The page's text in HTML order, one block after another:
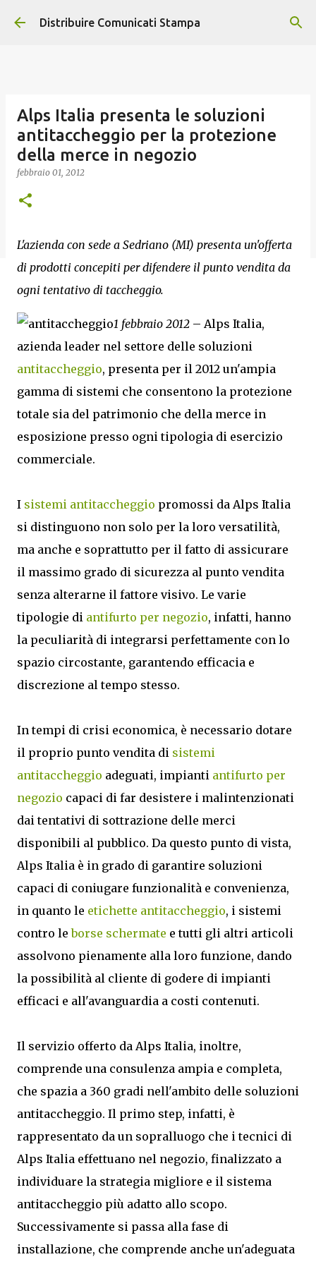
Passa ai contenuti principali
Distribuire Comunicati Stampa
Alps Italia presenta le soluzioni
antitaccheggio per la protezione
della merce in negozio
febbraio 01, 2012
L'azienda con sede a Sedriano (MI) presenta un'offerta
di prodotti concepiti per difendere il punto vendita da
ogni tentativo di taccheggio.
1 febbraio 2012 – Alps Italia,
azienda leader nel settore delle soluzioni
antitaccheggio, presenta per il 2012 un'ampia
gamma di sistemi che consentono la protezione
totale sia del patrimonio che della merce in
esposizione presso ogni tipologia di esercizio
commerciale.
I sistemi antitaccheggio promossi da Alps Italia
si distinguono non solo per la loro versatilità,
ma anche e soprattutto per il fatto di assicurare
il massimo grado di sicurezza al punto vendita
senza alterarne il fattore visivo. Le varie
tipologie di antifurto per negozio, infatti, hanno
la peculiarità di integrarsi perfettamente con lo
spazio circostante, garantendo efficacia e
discrezione al tempo stesso.
In tempi di crisi economica, è necessario dotare
il proprio punto vendita di sistemi
antitaccheggio adeguati, impianti antifurto per
negozio capaci di far desistere i malintenzionati
dai tentativi di sottrazione delle merci
disponibili al pubblico. Da questo punto di vista,
Alps Italia è in grado di garantire soluzioni
capaci di coniugare funzionalità e convenienza,
in quanto le etichette antitaccheggio, i sistemi
contro leborse schermate e tutti gli altri articoli
assolvono pienamente alla loro funzione, dando
la possibilità al cliente di godere di impianti
efficaci e all'avanguardia a costi contenuti.
Il servizio offerto da Alps Italia, inoltre,
comprende una consulenza ampia e completa,
che spazia a 360 gradi nell'ambito delle soluzioni
antitaccheggio. Il primo step, infatti, è
rappresentato da un sopralluogo che i tecnici di
Alps Italia effettuano nel negozio, finalizzato a
individuare la strategia migliore e il sistema
antitaccheggio più adatto allo scopo.
Successivamente si passa alla fase di
installazione, che comprende anche un'adeguata